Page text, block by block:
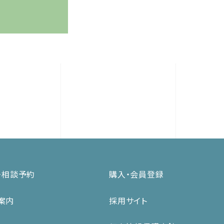
相談予約
内
購入・会員登録
採用サイト